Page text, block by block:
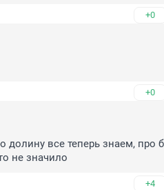
+0
+0
долину все теперь знаем, про
не значило
+4